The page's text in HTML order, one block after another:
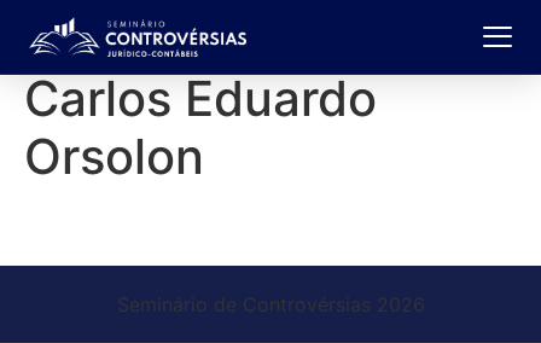
Carlos Eduardo
Orsolon
Seminário de Controvérsias 2026